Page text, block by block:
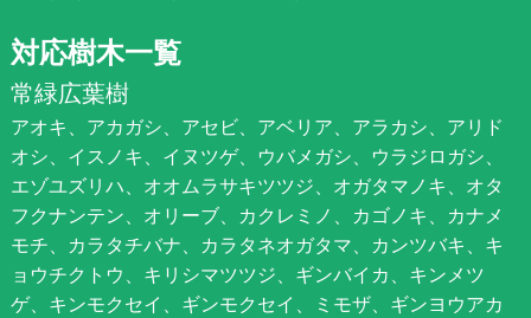
対応樹木一覧
常緑広葉樹
アオキ、アカガシ、アセビ、アベリア、アラカシ、アリド
オシ、イスノキ、イヌツゲ、ウバメガシ、ウラジロガシ、
エゾユズリハ、オオムラサキツツジ、オガタマノキ、オタ
フクナンテン、オリーブ、カクレミノ、カゴノキ、カナメ
モチ、カラタチバナ、カラタネオガタマ、カンツバキ、キ
ョウチクトウ、キリシマツツジ、ギンバイカ、キンメツ
ゲ、キンモクセイ、ギンモクセイ、ミモザ、ギンヨウアカ